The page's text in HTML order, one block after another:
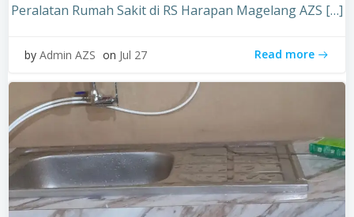
Peralatan Rumah Sakit di RS Harapan Magelang AZS […]
by Admin AZS on Jul 27 Read more